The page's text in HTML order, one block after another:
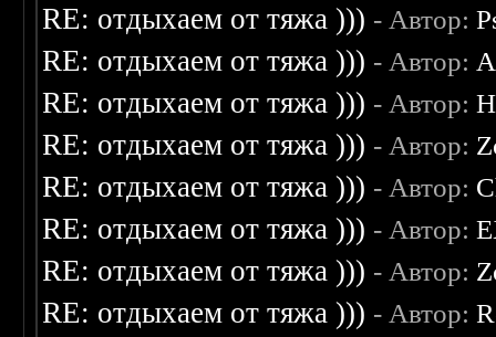
RE: отдыхаем от тяжа ))) - Автор:
RE: отдыхаем от тяжа ))) - Автор:
RE: отдыхаем от тяжа ))) - Автор:
RE: отдыхаем от тяжа ))) - Автор:
RE: отдыхаем от тяжа ))) - Автор:
RE: отдыхаем от тяжа ))) - Автор:
RE: отдыхаем от тяжа ))) - Автор:
RE: отдыхаем от тяжа ))) - Автор: